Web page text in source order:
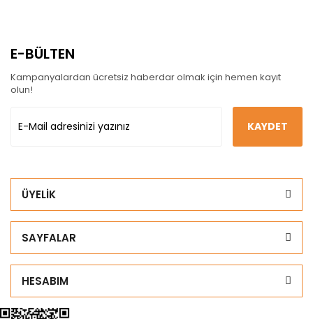
E-BÜLTEN
Kampanyalardan ücretsiz haberdar olmak için hemen kayıt
olun!
KAYDET
ÜYELİK
SAYFALAR
HESABIM